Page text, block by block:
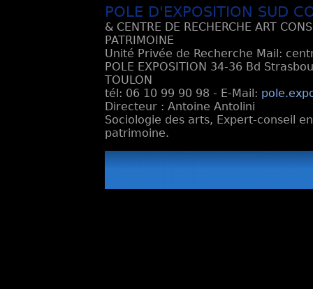
POLE D'EXPOSITION SUD
& CENTRE DE RECHERCHE ART
PATRIMOINE
Unité Privée de Recherche Mail:
POLE EXPOSITION 34-36 Bd
TOULON
tél: 06 10 99 90 98 - E-Mail:
Directeur : Antoine Antolini
Sociologie des arts, Expert-conseil
patrimoine.